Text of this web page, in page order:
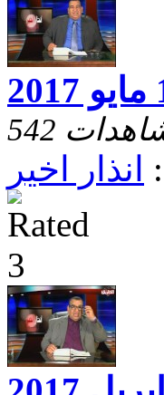
مشاهدات
انذار اخير